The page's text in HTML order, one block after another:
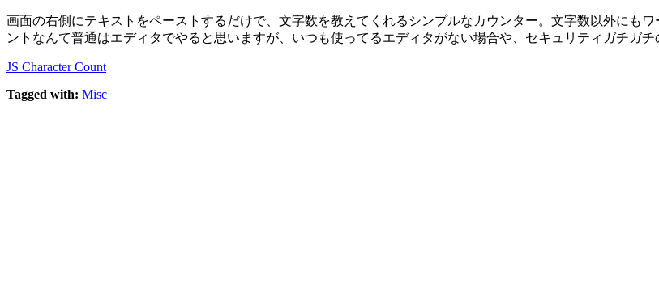
画面の右側にテキストをペーストするだけで、文字数を教えてくれるシンプルなカウンター。文字数以外にも
ントなんて普通はエディタでやると思いますが、いつも使ってるエディタがない場合や、セキュリティガチガ
JS Character Count
Tagged with: Misc